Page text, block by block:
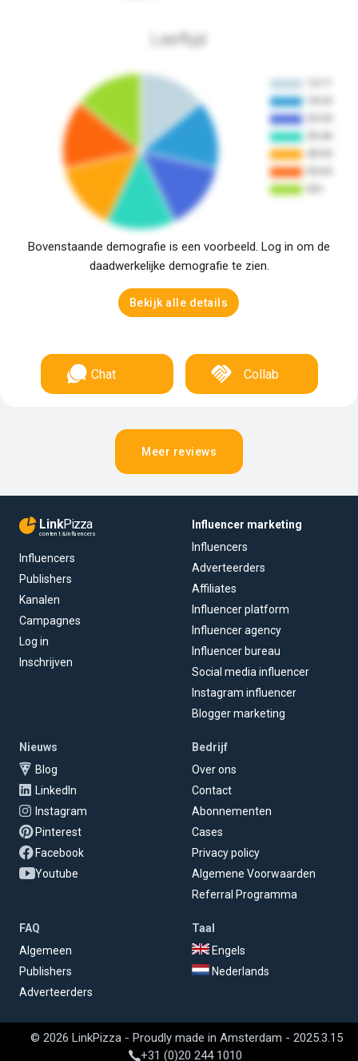
Leeftijd
Bovenstaande demografie is een voorbeeld. Log in om de
daadwerkelijke demografie te zien.
Bekijk alle details
Chat Collab
Meer reviews
LinkPizza
content & influencers
Influencers
Publishers
Kanalen
Campagnes
Log in
Inschrijven
Influencer marketing
Influencers
Adverteerders
Affiliates
Influencer platform
Influencer agency
Influencer bureau
Social media influencer
Instagram influencer
Blogger marketing
Nieuws
Blog
LinkedIn
Instagram
Pinterest
Facebook
Youtube
Bedrijf
Over ons
Contact
Abonnementen
Cases
Privacy policy
Algemene Voorwaarden
Referral Programma
FAQ
Algemeen
Publishers
Adverteerders
Taal
Engels
Nederlands
© 2026 LinkPizza - Proudly made in Amsterdam - 2025.3.15
+31 (0)20 244 1010